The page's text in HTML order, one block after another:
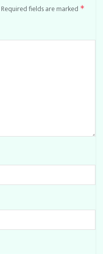
Required fields are marked *